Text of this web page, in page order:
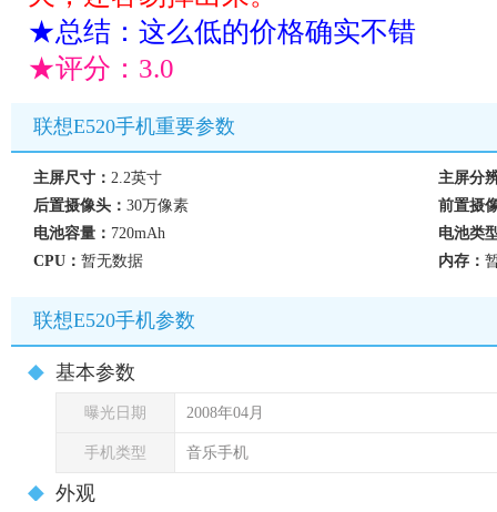
★总结：这么低的价格确实不错
★评分： 3.0
联想E520手机重要参数
主屏尺寸： 2.2英寸
主屏分
后置摄像头： 30万像素
前置摄
电池容量： 720mAh
电池类
CPU： 暂无数据 内存：
联想E520手机参数
基本参数
曝光日期 2008年04月
手机类型 音乐手机
外观